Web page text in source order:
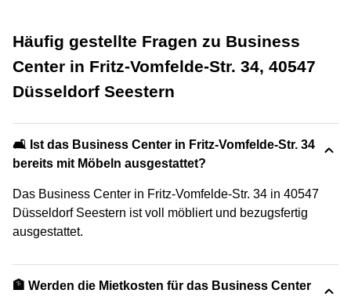
Häufig gestellte Fragen zu Business
Center in Fritz-Vomfelde-Str. 34, 40547
Düsseldorf Seestern
🛋️ Ist das Business Center in Fritz-Vomfelde-Str. 34
bereits mit Möbeln ausgestattet?
Das Business Center in Fritz-Vomfelde-Str. 34 in 40547
Düsseldorf Seestern ist voll möbliert und bezugsfertig
ausgestattet.
🏦 Werden die Mietkosten für das Business Center